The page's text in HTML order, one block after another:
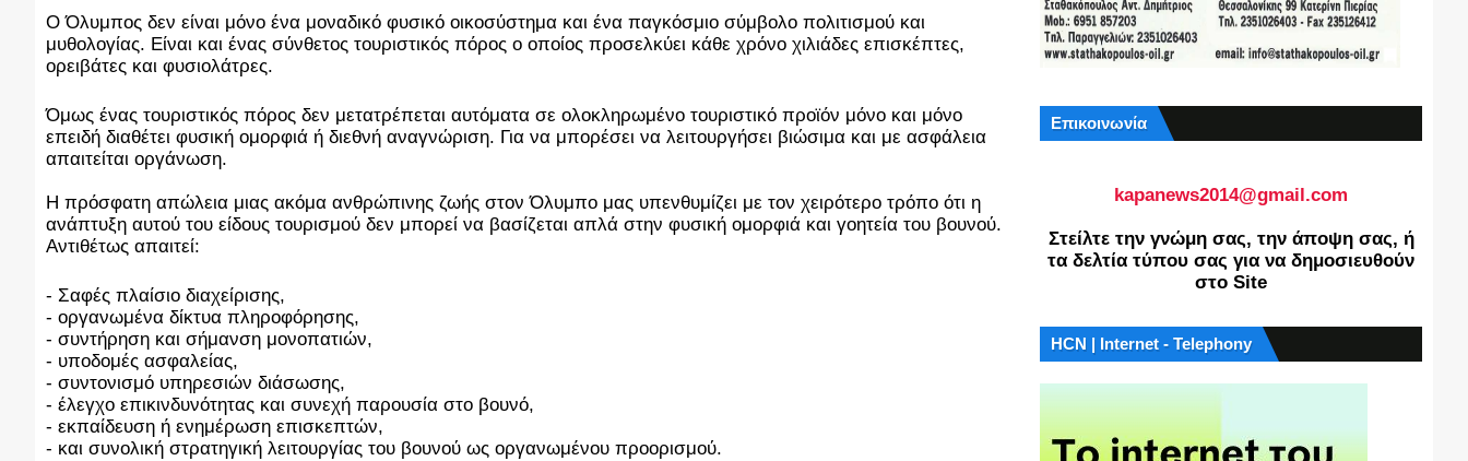
Ο Όλυμπος δεν είναι μόνο ένα μοναδικό φυσικό οικοσύστημα και ένα παγκόσμιο σύμβολο πολιτισμού και
μυθολογίας. Είναι και ένας σύνθετος τουριστικός πόρος ο οποίος προσελκύει κάθε χρόνο χιλιάδες επισκέπτες,
ορειβάτες και φυσιολάτρες.
Όμως ένας τουριστικός πόρος δεν μετατρέπεται αυτόματα σε ολοκληρωμένο τουριστικό προϊόν μόνο και μόνο
επειδή διαθέτει φυσική ομορφιά ή διεθνή αναγνώριση. Για να μπορέσει να λειτουργήσει βιώσιμα και με ασφάλεια
απαιτείται οργάνωση.
Η πρόσφατη απώλεια μιας ακόμα ανθρώπινης ζωής στον Όλυμπο μας υπενθυμίζει με τον χειρότερο τρόπο ότι η
ανάπτυξη αυτού του είδους τουρισμού δεν μπορεί να βασίζεται απλά στην φυσική ομορφιά και γοητεία του βουνού.
Αντιθέτως απαιτεί:
- Σαφές πλαίσιο διαχείρισης,
- οργανωμένα δίκτυα πληροφόρησης,
- συντήρηση και σήμανση μονοπατιών,
- υποδομές ασφαλείας,
- συντονισμό υπηρεσιών διάσωσης,
- έλεγχο επικινδυνότητας και συνεχή παρουσία στο βουνό,
- εκπαίδευση ή ενημέρωση επισκεπτών,
- και συνολική στρατηγική λειτουργίας του βουνού ως οργανωμένου προορισμού.
Επικοινωνία
kapanews2014@gmail.com
Στείλτε την γνώμη σας, την άποψη σας, ή
τα δελτία τύπου σας για να δημοσιευθούν
στο Site
HCN | Internet - Telephony